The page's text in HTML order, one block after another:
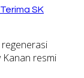
SK
regenerasi
Kanan resmi